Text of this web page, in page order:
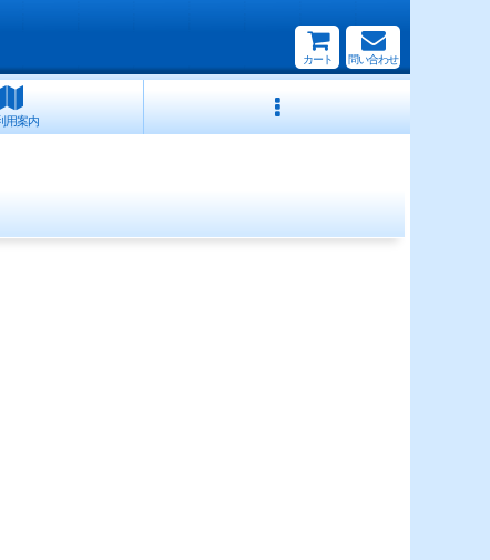
カート 問い合わせ
用案内